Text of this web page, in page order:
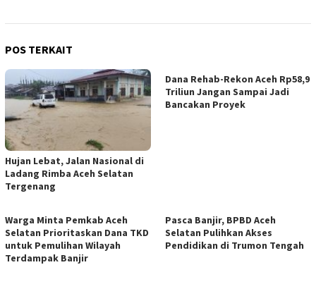
POS TERKAIT
Hujan Lebat, Jalan Nasional di
Ladang Rimba Aceh Selatan
Tergenang
Dana Rehab-Rekon Aceh Rp58,9
Triliun Jangan Sampai Jadi
Bancakan Proyek
Warga Minta Pemkab Aceh
Selatan Prioritaskan Dana TKD
untuk Pemulihan Wilayah
Terdampak Banjir
Pasca Banjir, BPBD Aceh
Selatan Pulihkan Akses
Pendidikan di Trumon Tengah